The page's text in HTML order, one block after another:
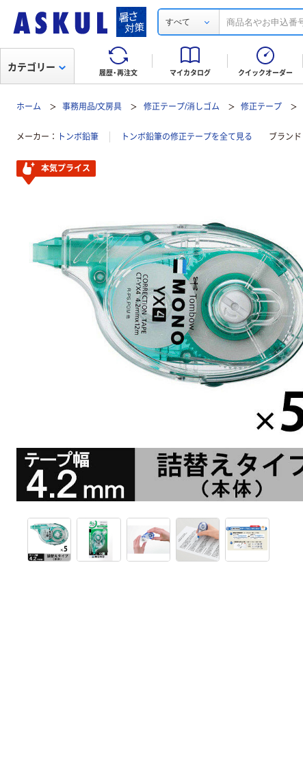
すべて
履歴・再注文 マイカタログ クイックオーダー
カテゴリー
ホーム 事務用品/文房具 修正テープ/消しゴム 修正テープ
メーカー トンボ鉛筆 トンボ鉛筆の修正テープを全て見る ブランド
本気プライス